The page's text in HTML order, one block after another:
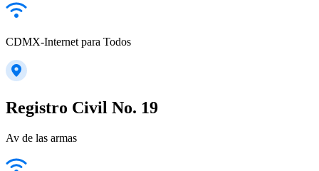
CDMX-Internet para Todos
Registro Civil No. 19
Av de las armas